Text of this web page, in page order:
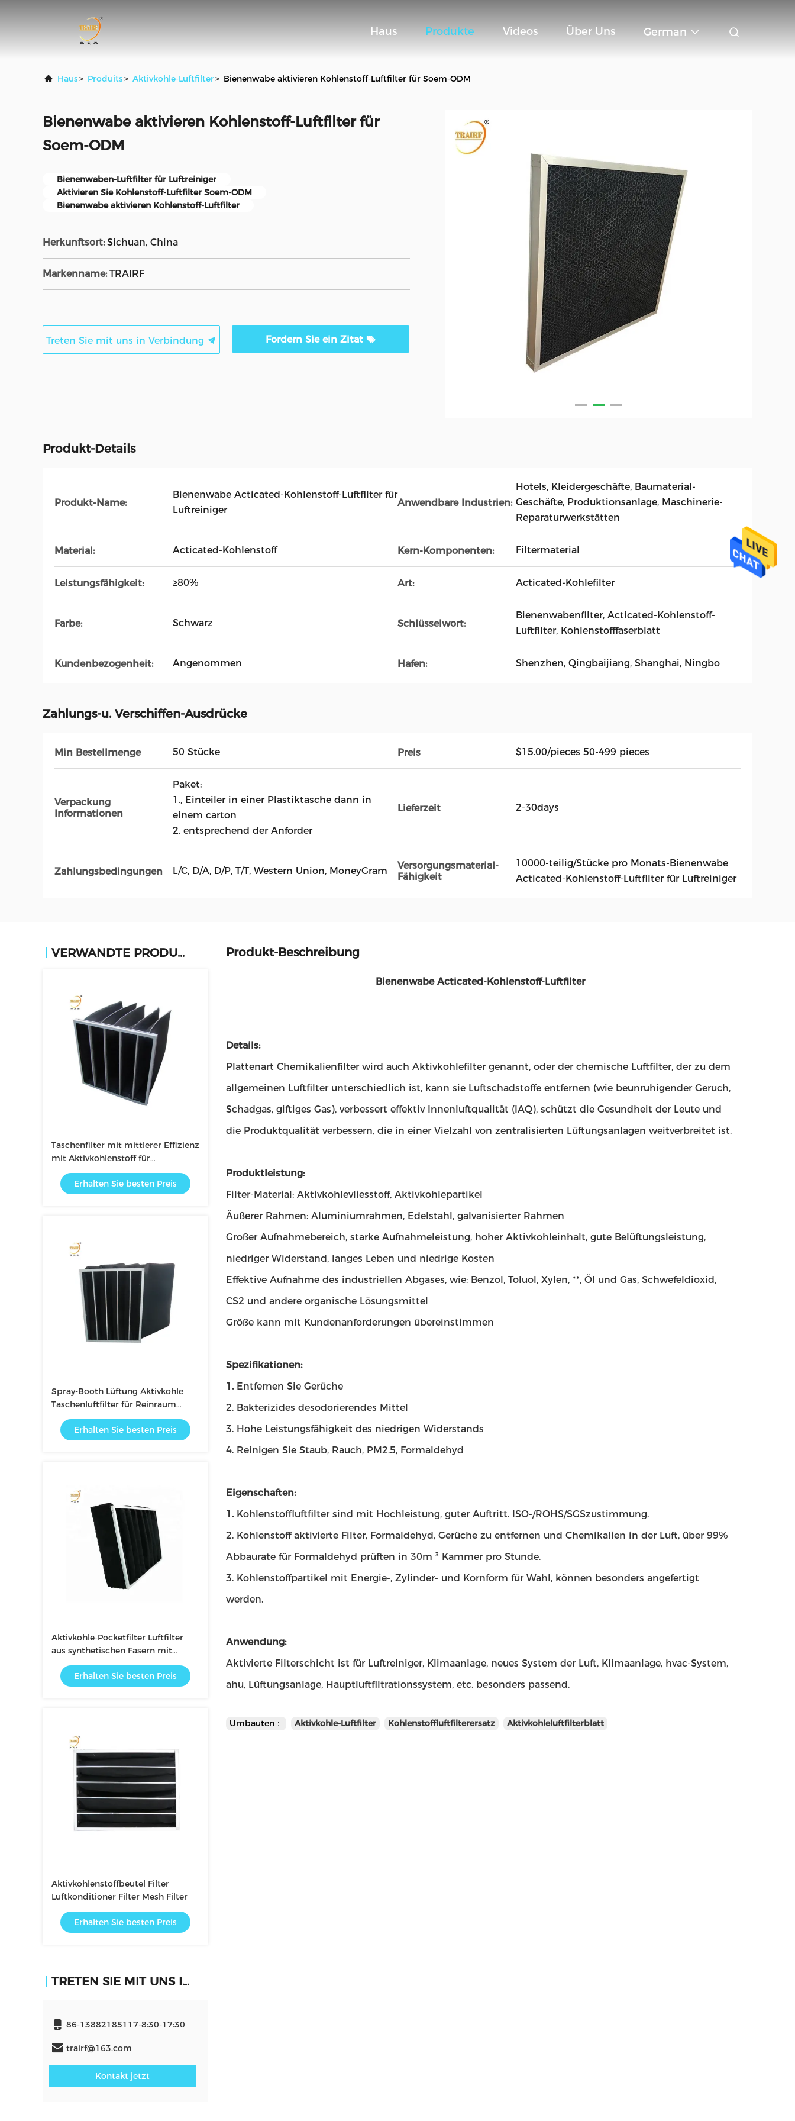
Haus Produkte Videos Über Uns German
Haus> Produits> Aktivkohle-Luftfilter> Bienenwabe aktivieren Kohlenstoff-Luftfilter für Soem-ODM
Bienenwabe aktivieren Kohlenstoff-Luftfilter für
Soem-ODM
Bienenwaben-Luftfilter für Luftreiniger
Aktivieren Sie Kohlenstoff-Luftfilter Soem-ODM
Bienenwabe aktivieren Kohlenstoff-Luftfilter
Herkunftsort: Sichuan, China
Markenname: TRAIRF
Treten Sie mit uns in Verbindung Fordern Sie ein Zitat
Produkt-Details
Produkt-Name:
Bienenwabe Acticated-Kohlenstoff-Luftfilter für
Luftreiniger
Anwendbare Industrien:
Hotels, Kleidergeschäfte, Baumaterial-
Geschäfte, Produktionsanlage, Maschinerie-
Reparaturwerkstätten
Material: Acticated-Kohlenstoff Kern-Komponenten: Filtermaterial
Leistungsfähigkeit: ≥80% Art: Acticated-Kohlefilter
Farbe: Schwarz Schlüsselwort:
Bienenwabenfilter, Acticated-Kohlenstoff-
Luftfilter, Kohlenstofffaserblatt
Kundenbezogenheit: Angenommen Hafen: Shenzhen, Qingbaijiang, Shanghai, Ningbo
Zahlungs-u. Verschiffen-Ausdrücke
Min Bestellmenge 50 Stücke Preis $15.00/pieces 50-499 pieces
Verpackung
Informationen
Paket:
1., Einteiler in einer Plastiktasche dann in
einem carton
2. entsprechend der Anforder
Lieferzeit 2-30days
Zahlungsbedingungen L/C, D/A, D/P, T/T, Western Union, MoneyGram
Versorgungsmaterial-
Fähigkeit
10000-teilig/Stücke pro Monats-Bienenwabe
Acticated-Kohlenstoff-Luftfilter für Luftreiniger
VERWANDTE PRODUKTE
Taschenfilter mit mittlerer Effizienz
mit Aktivkohlenstoff für
Geruchsbekämpfung
Erhalten Sie besten Preis
Spray-Booth Lüftung Aktivkohle
Taschenluftfilter für Reinraum
Lüfter Filter-Einheit
Erhalten Sie besten Preis
Aktivkohle-Pocketfilter Luftfilter
aus synthetischen Fasern mit
Aluminiumrahmen
Erhalten Sie besten Preis
Aktivkohlenstoffbeutel Filter
Luftkonditioner Filter Mesh Filter
Erhalten Sie besten Preis
TRETEN SIE MIT UNS IN VERBINDUNG
86-13882185117-8:30-17:30
trairf@163.com
Kontakt jetzt
Produkt-Beschreibung
Bienenwabe Acticated-Kohlenstoff-Luftfilter
Details:
Plattenart Chemikalienfilter wird auch Aktivkohlefilter genannt, oder der chemische Luftfilter, der zu dem
allgemeinen Luftfilter unterschiedlich ist, kann sie Luftschadstoffe entfernen (wie beunruhigender Geruch,
Schadgas, giftiges Gas), verbessert effektiv Innenluftqualität (IAQ), schützt die Gesundheit der Leute und
die Produktqualität verbessern, die in einer Vielzahl von zentralisierten Lüftungsanlagen weitverbreitet ist.
Produktleistung:
Filter-Material: Aktivkohlevliesstoff, Aktivkohlepartikel
Äußerer Rahmen: Aluminiumrahmen, Edelstahl, galvanisierter Rahmen
Großer Aufnahmebereich, starke Aufnahmeleistung, hoher Aktivkohleinhalt, gute Belüftungsleistung,
niedriger Widerstand, langes Leben und niedrige Kosten
Effektive Aufnahme des industriellen Abgases, wie: Benzol, Toluol, Xylen, **, Öl und Gas, Schwefeldioxid,
CS2 und andere organische Lösungsmittel
Größe kann mit Kundenanforderungen übereinstimmen
Spezifikationen:
1. Entfernen Sie Gerüche
2. Bakterizides desodorierendes Mittel
3. Hohe Leistungsfähigkeit des niedrigen Widerstands
4. Reinigen Sie Staub, Rauch, PM2.5, Formaldehyd
Eigenschaften:
1. Kohlenstoffluftfilter sind mit Hochleistung, guter Auftritt. ISO-/ROHS/SGSzustimmung.
2. Kohlenstoff aktivierte Filter, Formaldehyd, Gerüche zu entfernen und Chemikalien in der Luft, über 99%
Abbaurate für Formaldehyd prüften in 30m ³ Kammer pro Stunde.
3. Kohlenstoffpartikel mit Energie-, Zylinder- und Kornform für Wahl, können besonders angefertigt
werden.
Anwendung:
Aktivierte Filterschicht ist für Luftreiniger, Klimaanlage, neues System der Luft, Klimaanlage, hvac-System,
ahu, Lüftungsanlage, Hauptluftfiltrationssystem, etc. besonders passend.
Umbauten： Aktivkohle-Luftfilter Kohlenstoffluftfilterersatz Aktivkohleluftfilterblatt